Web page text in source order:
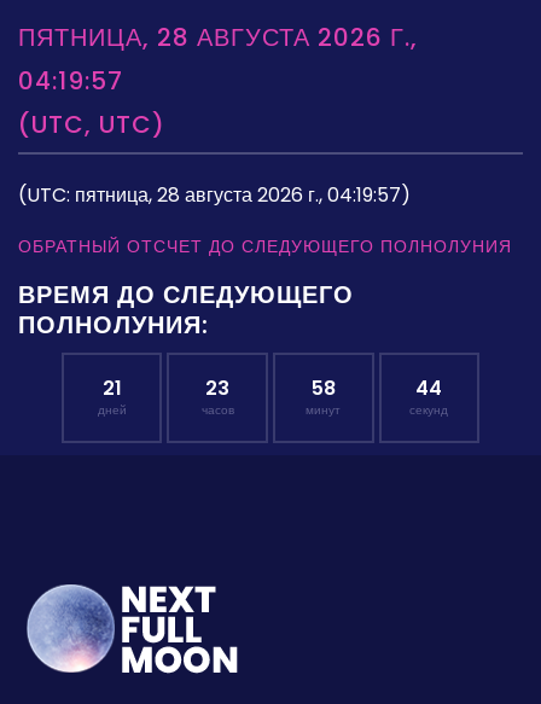
ПЯТНИЦА, 28 АВГУСТА 2026 Г.,
04:19:57
(UTC, UTC)
(UTC: пятница, 28 августа 2026 г., 04:19:57)
ОБРАТНЫЙ ОТСЧЕТ ДО СЛЕДУЮЩЕГО ПОЛНОЛУНИЯ
ВРЕМЯ ДО СЛЕДУЮЩЕГО
ПОЛНОЛУНИЯ:
21
дней
23
часов
58
минут
43
секунд